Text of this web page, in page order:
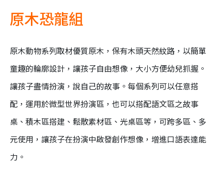
原木恐龍組
原木動物系列取材優質原木，保有木頭天然紋路，以簡單
童趣的輪廓設計，讓孩子自由想像，大小方便幼兒抓握。
讓孩子盡情扮演，說自己的故事。每個系列可以任意搭
配，運用於微型世界扮演區，也可以搭配語文區之故事
桌、積木區搭建、鬆散素材區、光桌區等，可跨多區、多
元使用，讓孩子在扮演中啟發創作想像，增進口語表達能
力。